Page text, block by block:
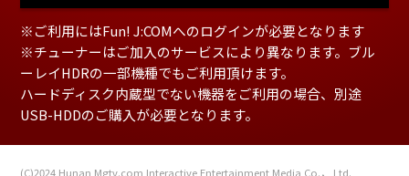
※ご利用にはFun! J:COMへのログインが必要となります
※チューナーはご加入のサービスにより異なります。ブル
ーレイHDRの一部機種でもご利用頂けます。
ハードディスク内蔵型でない機器をご利用の場合、別途
USB-HDDのご購入が必要となります。
(C)2024 Hunan Mgtv.com Interactive Entertainment Media Co.， Ltd.